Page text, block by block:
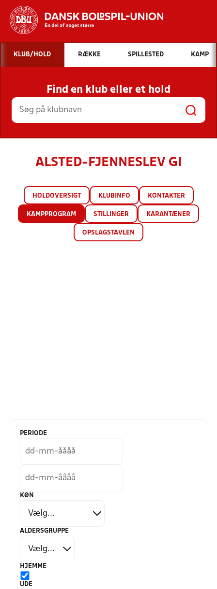
Hvad vil du søge efter?
INDHOLD OG NYHEDER
STILLINGER, RESULTATER, KLUBBER OG
HOLD
KLUB/HOLD RÆKKE SPILLESTED KAMP
Find en klub eller et hold
ALSTED-FJENNESLEV GI
HOLDOVERSIGT KLUBINFO KONTAKTER
KAMPPROGRAM STILLINGER KARANTÆNER
OPSLAGSTAVLEN
PERIODE
KØN
ALDERSGRUPPE
HJEMME
UDE